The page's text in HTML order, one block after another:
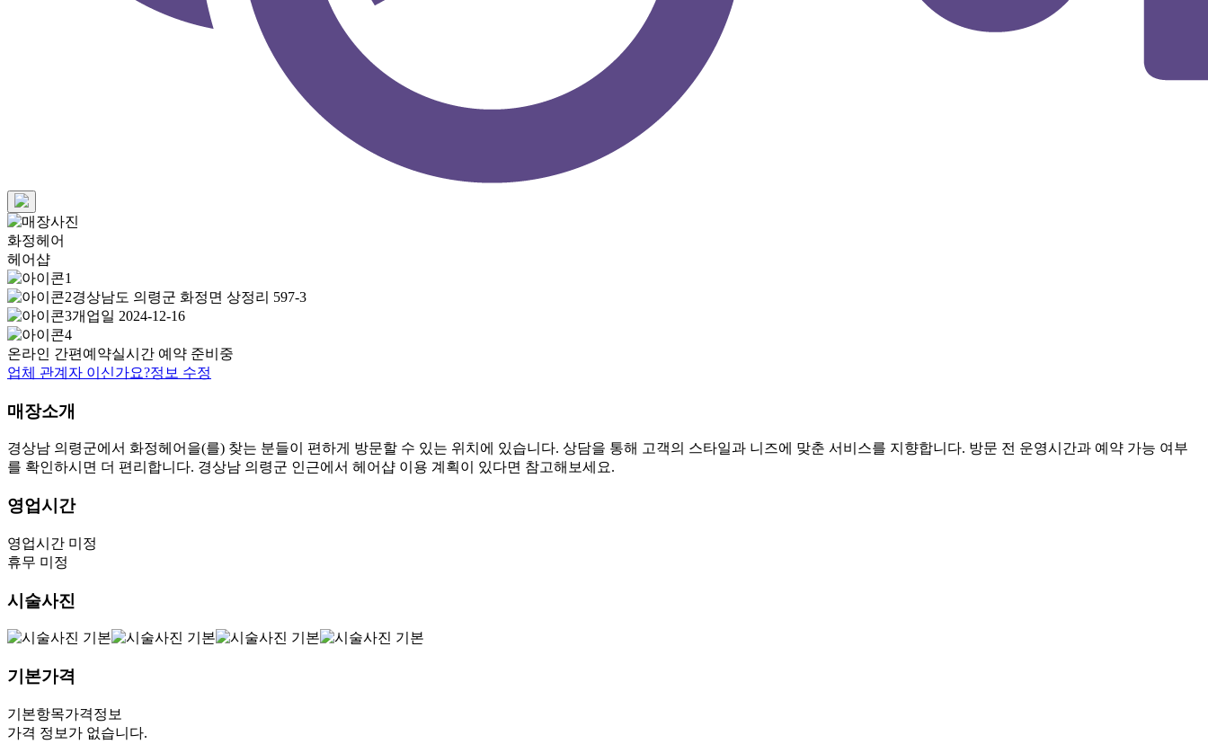
화정헤어
헤어샵
경상남도 의령군 화정면 상정리 597-3
개업일 2024-12-16
온라인 간편예약실시간 예약 준비중
업체 관계자 이신가요?정보 수정
매장소개
경상남 의령군에서 화정헤어을(를) 찾는 분들이 편하게 방문할 수 있는 위치에 있습니다. 상담을 통해 고객의 스타일과 니즈에 맞춘 서비스를 지향합니다. 방문 전 운영시간과 예약 가능 여부
를 확인하시면 더 편리합니다. 경상남 의령군 인근에서 헤어샵 이용 계획이 있다면 참고해보세요.
영업시간
영업시간 미정
휴무 미정
시술사진
기본가격
기본항목가격정보
가격 정보가 없습니다.